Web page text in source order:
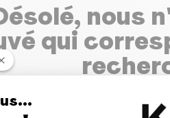
nous
qui
l'orthographe de votre
générique.